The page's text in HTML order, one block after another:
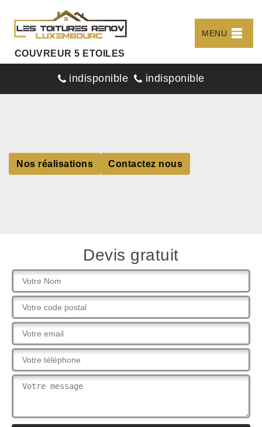
COUVREUR 5 ETOILES
MENU
indisponible indisponible
Nos réalisations Contactez nous
Devis gratuit